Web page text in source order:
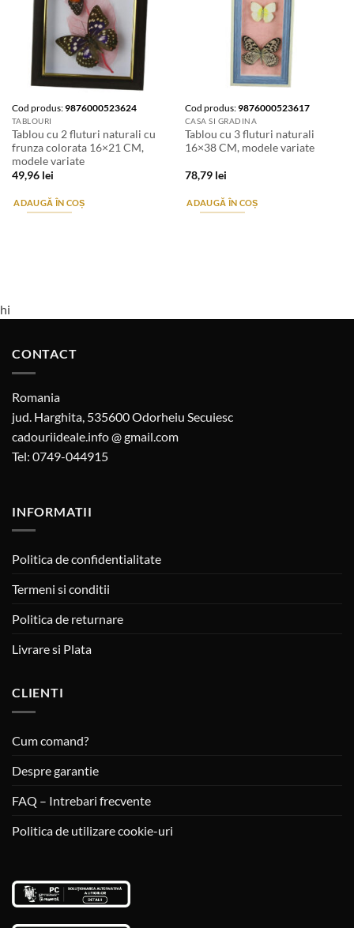
Cod produs:9876000523624
TABLOURI
Tablou cu 2 fluturi naturali cu
frunza colorata 16×21 CM,
modele variate
49,96 lei
ADAUGĂ ÎN COȘ
Cod produs:9876000523617
CASA SI GRADINA
Tablou cu 3 fluturi naturali
16×38 CM, modele variate
78,79 lei
ADAUGĂ ÎN COȘ
hi
CONTACT
Romania
jud. Harghita, 535600 Odorheiu Secuiesc
cadouriideale.info @ gmail.com
Tel: 0749-044915
INFORMATII
Politica de confidentialitate
Termeni si conditii
Politica de returnare
Livrare si Plata
CLIENTI
Cum comand?
Despre garantie
FAQ – Intrebari frecvente
Politica de utilizare cookie-uri